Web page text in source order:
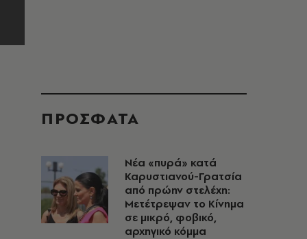
ΠΡΟΣΦΑΤΑ
Νέα «πυρά» κατά
Καρυστιανού-Γρατσία
από πρώην στελέχη:
Μετέτρεψαν το Κίνημα
σε μικρό, φοβικό,
αρχηγικό κόμμα